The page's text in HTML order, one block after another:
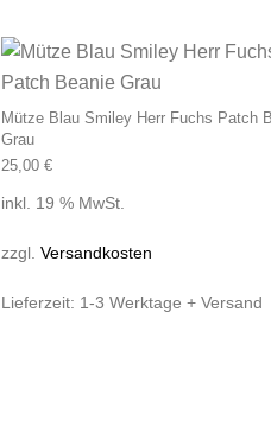
Mütze Blau Smiley Herr Fuchs Patch
Grau
25,00 €
inkl. 19 % MwSt.
zzgl. Versandkosten
Lieferzeit: 1-3 Werktage + Versand